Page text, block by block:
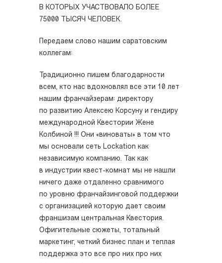
В КОТОРЫХ УЧАСТВОВАЛО БОЛЕЕ
75000 ТЫСЯЧ ЧЕЛОВЕК.
Передаем слово нашим саратовским
коллегам:
Традиционно пишем благодарности
всем, кто нас вдохновлял все эти 10 лет
нашим франчайзерам: директору
по развитию Алексею Корсуну и гендиру
международной Квестории Жене
Колбиной !!! Они «виноваты» в том что
мы основали сеть Lockation как
независимую компанию. Так как
в индустрии квест-комнат мы не нашли
ничего даже отдаленно сравнимого
по уровню франчайзинговой поддержки
с организацией которую дает своим
франшизам центральная Квестория.
Офигительные сюжеты, тотальный
маркетинг, четкий бизнес план и теплая
поддержка это все про них про них